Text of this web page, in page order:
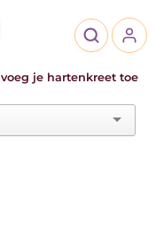
voeg je hartenkreet toe